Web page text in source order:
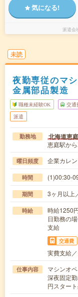
気になる!
派遣会
未読
夜勤専従のマ
金属部品製造
職種未経験OK 交通
派遣
勤務地 北海道恵
恵庭駅か
曜日頻度 企業カレ
時間 (1)00:30-
期間 3ヶ月以上
時給
時給1250
日勤務の
支給
交通費
実費支給／
仕事内容
マシンオ
深夜固定
円スター